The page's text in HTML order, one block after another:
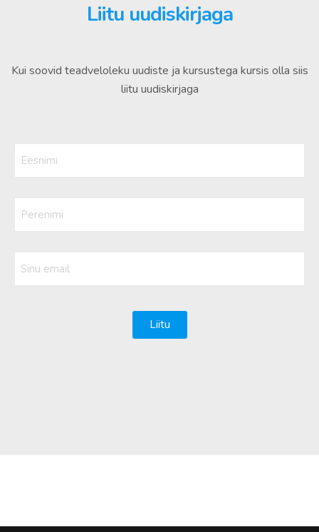
Liitu uudiskirjaga
Kui soovid teadveloleku uudiste ja kursustega kursis olla siis
liitu uudiskirjaga